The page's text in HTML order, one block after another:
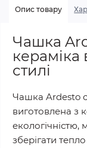
Опис товару
Чашка
кераміка
стилі
Чашка Ardesto
виготовлена з
екологічністю,
зберігати